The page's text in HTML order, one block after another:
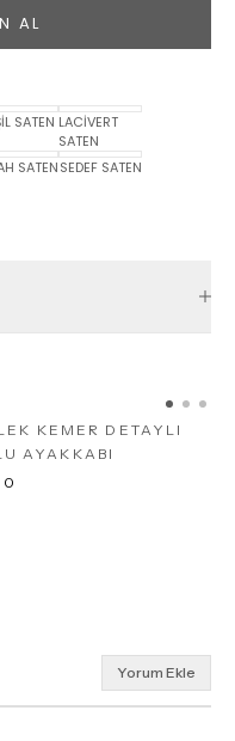
AL
SATEN LACİVERT
SATEN
SATENSEDEF SATEN
KEMER DETAYLI
AYAKKABI
Yorum Ekle